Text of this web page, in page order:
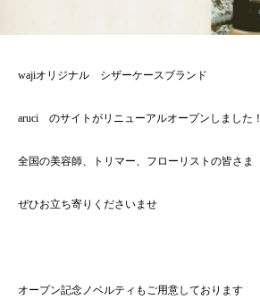
wajiオリジナル シザーケースブランド
aruci のサイトがリニューアルオープンしました！
全国の美容師、トリマー、フローリストの皆さま
ぜひお立ち寄りくださいませ
オープン記念ノベルティもご用意しております